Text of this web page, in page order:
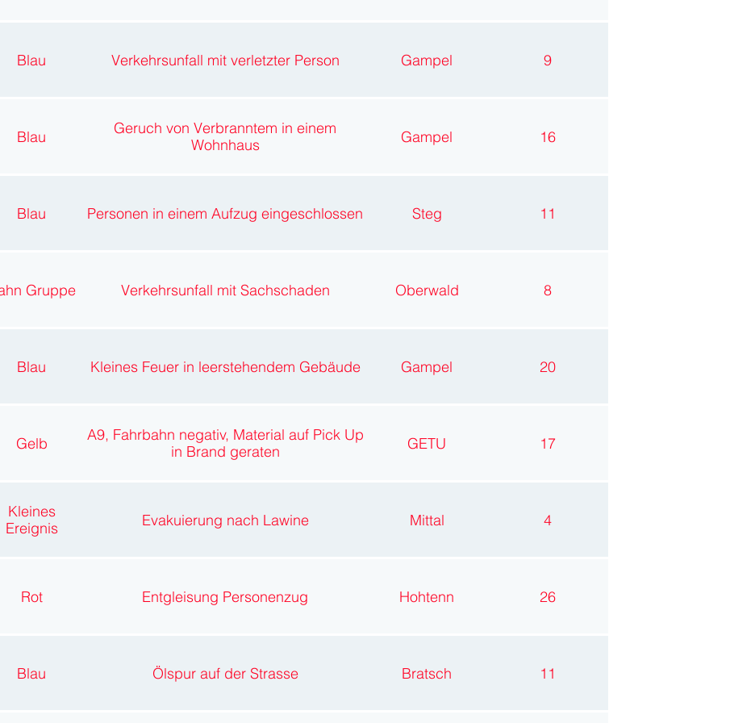
9
Gampel
Verkehrsunfall mit verletzter Person
Blau
16
Gampel
Geruch von Verbranntem in einem
Wohnhaus
Blau
11
Steg
Personen in einem Aufzug eingeschlossen
Blau
8
Oberwald
Verkehrsunfall mit Sachschaden
Gruppe
20
Gampel
Kleines Feuer in leerstehendem Gebäude
Blau
17
GETU
A9, Fahrbahn negativ, Material auf Pick Up
in Brand geraten
Gelb
4
Mittal
Evakuierung nach Lawine
Kleines
Ereignis
26
Hohtenn
Entgleisung Personenzug
Rot
11
Bratsch
Ölspur auf der Strasse
Blau